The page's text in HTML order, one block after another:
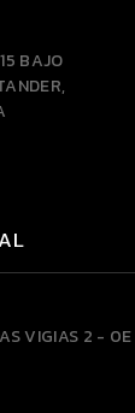
BAJO
VIGIAS 2 - 0E